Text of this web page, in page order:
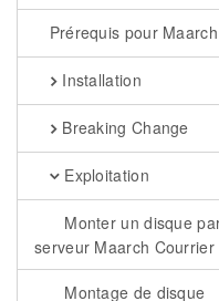
Prérequis pour
Installation
Breaking Change
Exploitation
Monter un disque
serveur Maarch Courrier
Montage de disque